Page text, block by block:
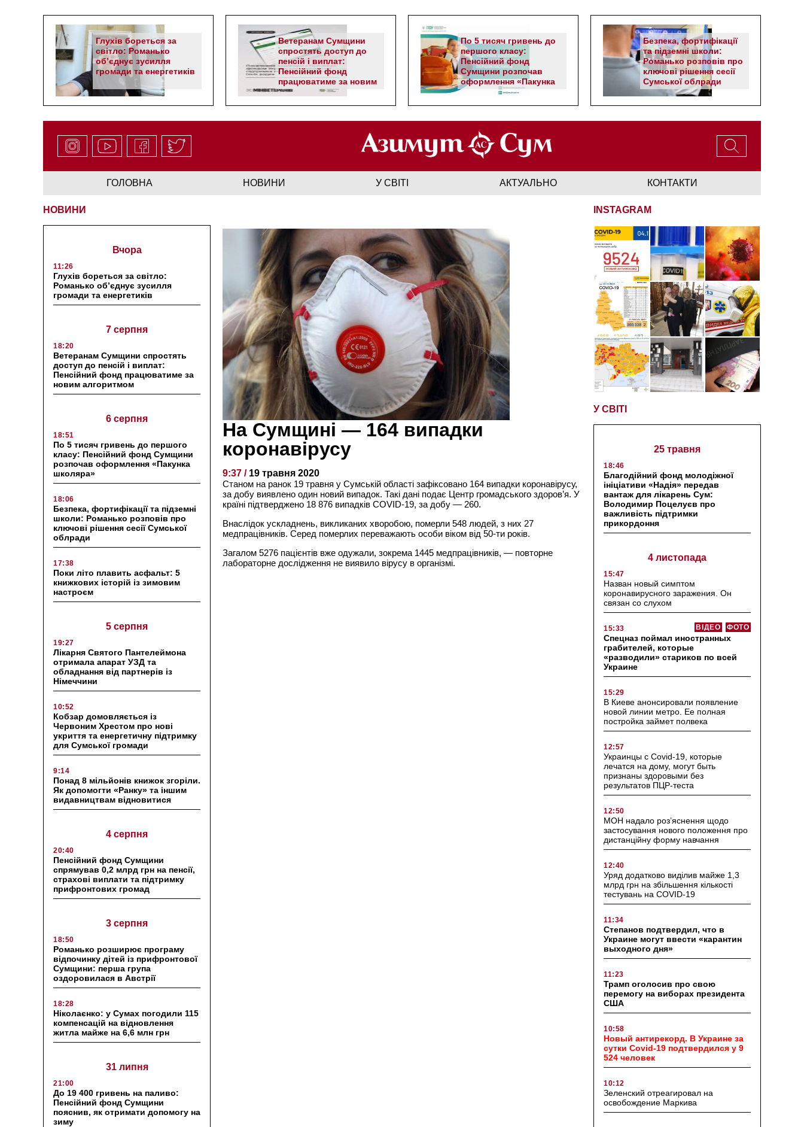
Глухів бореться за
світло: Романько
об’єднує зусилля
громади та енергетиків
Ветеранам Сумщини
спростять доступ до
пенсій і виплат:
Пенсійний фонд
працюватиме за новим
алгоритмом
По 5 тисяч гривень до
першого класу:
Пенсійний фонд
Сумщини розпочав
оформлення «Пакунка
школяра»
Безпека, фортифікації
та підземні школи:
Романько розповів про
ключові рішення сесії
Сумської облради
ГОЛОВНА НОВИНИ У СВІТІ АКТУАЛЬНО КОНТАКТИ
НОВИНИ
Вчора
11:26
Глухів бореться за світло:
Романько об’єднує зусилля
громади та енергетиків
7 серпня
18:20
Ветеранам Сумщини спростять
доступ до пенсій і виплат:
Пенсійний фонд працюватиме за
новим алгоритмом
6 серпня
18:51
По 5 тисяч гривень до першого
класу: Пенсійний фонд Сумщини
розпочав оформлення «Пакунка
школяра»
18:06
Безпека, фортифікації та підземні
школи: Романько розповів про
ключові рішення сесії Сумської
облради
17:38
Поки літо плавить асфальт: 5
книжкових історій із зимовим
настроєм
5 серпня
19:27
Лікарня Святого Пантелеймона
отримала апарат УЗД та
обладнання від партнерів із
Німеччини
10:52
Кобзар домовляється із
Червоним Хрестом про нові
укриття та енергетичну підтримку
для Сумської громади
9:14
Понад 8 мільйонів книжок згоріли.
Як допомогти «Ранку» та іншим
видавництвам відновитися
4 серпня
20:40
Пенсійний фонд Сумщини
спрямував 0,2 млрд грн на пенсії,
страхові виплати та підтримку
прифронтових громад
3 серпня
18:50
Романько розширює програму
відпочинку дітей із прифронтової
Сумщини: перша група
оздоровилася в Австрії
18:28
Ніколаєнко: у Сумах погодили 115
компенсацій на відновлення
житла майже на 6,6 млн грн
31 липня
21:00
До 19 400 гривень на паливо:
Пенсійний фонд Сумщини
пояснив, як отримати допомогу на
зиму
На Сумщині — 164 випадки
коронавірусу
9:37 / 19 травня 2020
Станом на ранок 19 травня у Сумській області зафіксовано 164 випадки коронавірусу,
за добу виявлено один новий випадок. Такі дані подає Центр громадського здоров’я. У
країні підтверджено 18 876 випадків COVID-19, за добу — 260.
Внаслідок ускладнень, викликаних хворобою, померли 548 людей, з них 27
медпрацівників. Серед померлих переважають особи віком від 50-ти років.
Загалом 5276 пацієнтів вже одужали, зокрема 1445 медпрацівників, — повторне
лабораторне дослідження не виявило вірусу в організмі.
INSTAGRAM
У СВІТІ
25 травня
18:46
Благодійний фонд молодіжної
ініціативи «Надія» передав
вантаж для лікарень Сум:
Володимир Поцелуєв про
важливість підтримки
прикордоння
4 листопада
15:47
Назван новый симптом
коронавирусного заражения. Он
связан со слухом
15:33 ФОТО
ВІДЕО
Спецназ поймал иностранных
грабителей, которые
«разводили» стариков по всей
Украине
15:29
В Киеве анонсировали появление
новой линии метро. Ее полная
постройка займет полвека
12:57
Украинцы с Covid-19, которые
лечатся на дому, могут быть
признаны здоровыми без
результатов ПЦР-теста
12:50
МОН надало роз’яснення щодо
застосування нового положення про
дистанційну форму навчання
12:40
Уряд додатково виділив майже 1,3
млрд грн на збільшення кількості
тестувань на COVID-19
11:34
Степанов подтвердил, что в
Украине могут ввести «карантин
выходного дня»
11:23
Трамп оголосив про свою
перемогу на виборах президента
США
10:58
Новый антирекорд. В Украине за
сутки Covid-19 подтвердился у 9
524 человек
10:12
Зеленский отреагировал на
освобождение Маркива